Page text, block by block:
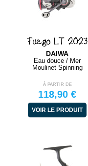
Fuego LT 2023
DAIWA
Eau douce / Mer
Moulinet Spinning
À PARTIR DE
118,90 €
VOIR LE PRODUIT